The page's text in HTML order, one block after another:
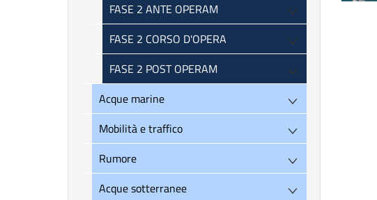
FASE 2 ANTE OPERAM
FASE 2 CORSO D'OPERA
FASE 2 POST OPERAM
Acque marine
Mobilità e traffico
Rumore
Acque sotterranee